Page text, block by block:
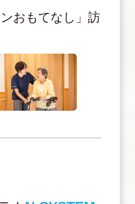
おもてなし」訪